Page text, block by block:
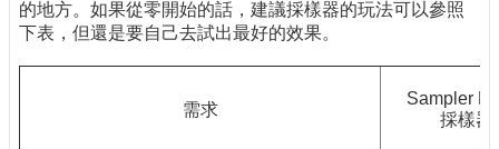
的地方。如果從零開始的話，建議採樣器的玩法可以參照
下表，但還是要自己去試出最好的效果。
需求
Sampler
採樣器